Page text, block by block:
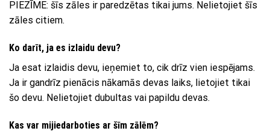
PIEZĪME: šīs zāles ir paredzētas tikai jums. Nelietojiet šīs
zāles citiem.
Ko darīt, ja es izlaidu devu?
Ja esat izlaidis devu, ieņemiet to, cik drīz vien iespējams.
Ja ir gandrīz pienācis nākamās devas laiks, lietojiet tikai
šo devu. Nelietojiet dubultas vai papildu devas.
Kas var mijiedarboties ar šīm zālēm?